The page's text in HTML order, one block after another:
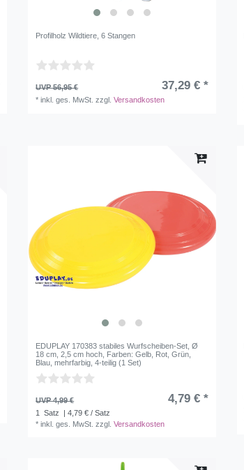
Profilholz Wildtiere, 6 Stangen
UVP 56,95 € 37,29 € *
*inkl. ges. MwSt. zzgl.Versandkosten
EDUPLAY 170383 stabiles Wurfscheiben-Set, Ø
18 cm, 2,5 cm hoch, Farben: Gelb, Rot, Grün,
Blau, mehrfarbig, 4-teilig (1 Set)
UVP 4,99 € 4,79 € *
1 Satz
| 4,79 € / Satz
*inkl. ges. MwSt. zzgl.Versandkosten